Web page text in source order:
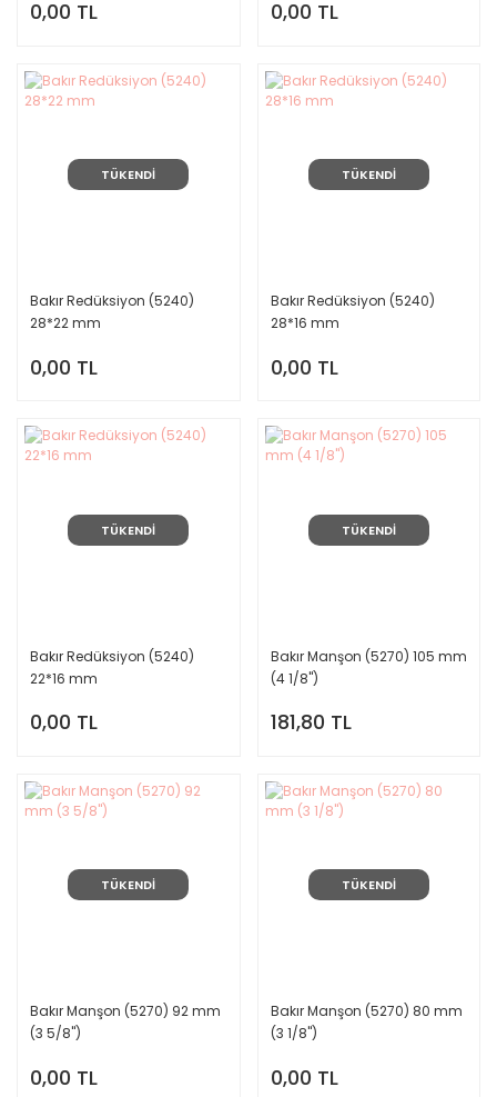
0,00 TL 0,00 TL
TÜKENDİ
Bakır Redüksiyon (5240)
28*22 mm
0,00 TL
TÜKENDİ
Bakır Redüksiyon (5240)
28*16 mm
0,00 TL
TÜKENDİ
Bakır Redüksiyon (5240)
22*16 mm
0,00 TL
TÜKENDİ
Bakır Manşon (5270) 105 mm
(4 1/8")
181,80 TL
TÜKENDİ
Bakır Manşon (5270) 92 mm
(3 5/8")
0,00 TL
TÜKENDİ
Bakır Manşon (5270) 80 mm
(3 1/8")
0,00 TL